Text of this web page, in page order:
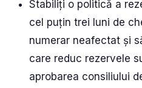
Stabiliți o politică a
cel puțin trei luni de
numerar neafectat și
care reduc rezervele
aprobarea consiliului